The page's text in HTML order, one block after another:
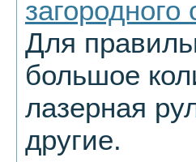
загородного
Для
большое
лазерная
другие.